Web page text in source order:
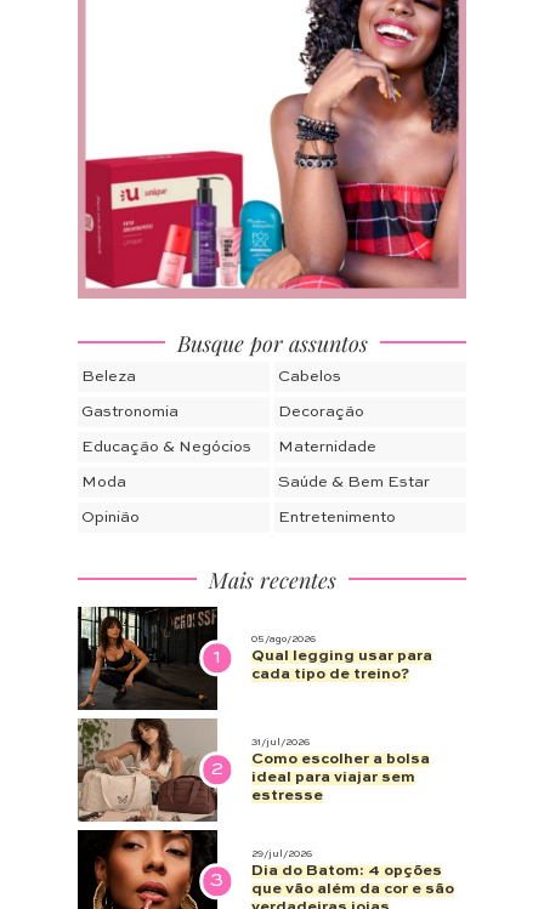
Busque por assuntos
Beleza Cabelos
Gastronomia Decoração
Educação & Negócios Maternidade
Moda Saúde & Bem Estar
Opinião Entretenimento
Mais recentes
1
05/ago/2026
Qual legging usar para
cada tipo de treino?
2
31/jul/2026
Como escolher a bolsa
ideal para viajar sem
estresse
3
29/jul/2026
Dia do Batom: 4 opções
que vão além da cor e são